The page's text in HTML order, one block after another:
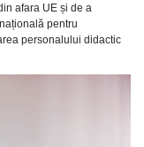
afara UE și de a
pentru
personalului didactic